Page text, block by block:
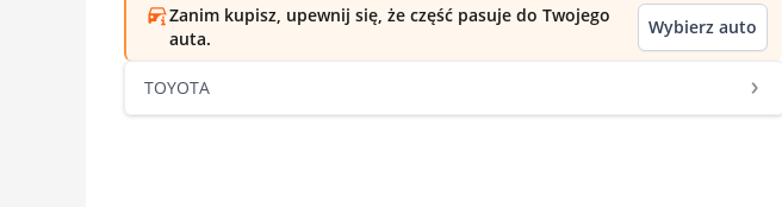
Zanim kupisz, upewnij się, że część pasuje do Twojego
auta.
Wybierz auto
TOYOTA